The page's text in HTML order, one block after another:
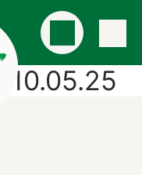
10.05.25